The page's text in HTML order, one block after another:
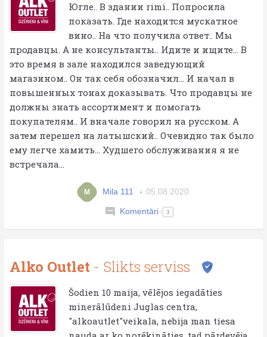
Югле.. В здании rimi.. Попросила
показать. Где находится мускатное
вино.. На что получила ответ.. Мы
продавцы. А не консультанты.. Идите и ищите... В
это время в зале находился заведующий
магазином.. Он так себя обозначил... И начал в
повышенных тонах доказывать. Что продавцы не
должны знать ассортимент и помогать
покупателям.. И вначале говорил на русском. А
затем перешел на латышский.. Очевидно так было
ему легче хамить... Худшего обслуживания я не
встречала...
M Mila 111 05.08.2020
Komentāri 3
Alko Outlet - Slikts serviss
Šodien 10 maija, vēlējos iegadāties
minerālūdeni Juglas centra,
"alkoautlet"veikala, nebija man tiesa